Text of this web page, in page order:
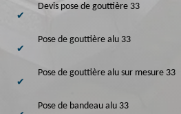
Devis pose de gouttière 33
Pose de gouttière alu 33
Pose de gouttière alu sur mesure 33
Pose de bandeau alu 33